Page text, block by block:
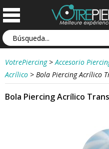
VotrePiercing > Accesorio
Acrílico > Bola Piercing Acrílico
Bola Piercing Acrílico